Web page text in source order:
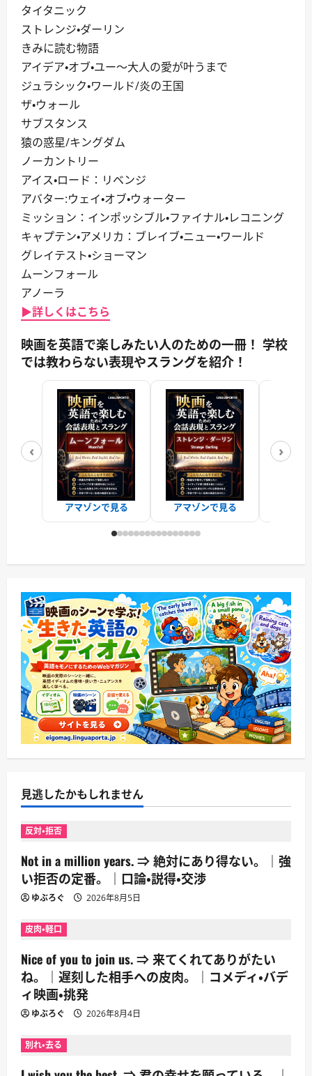
タイタニック
ストレンジ・ダーリン
きみに読む物語
アイデア・オブ・ユー～大人の愛が叶うまで
ジュラシック・ワールド/炎の王国
ザ・ウォール
サブスタンス
猿の惑星/キングダム
ノーカントリー
アイス・ロード：リベンジ
アバター:ウェイ・オブ・ウォーター
ミッション：インポッシブル・ファイナル・レコニング
キャプテン・アメリカ：ブレイブ・ニュー・ワールド
グレイテスト・ショーマン
ムーンフォール
アノーラ
▶詳しくはこちら
映画を英語で楽しみたい人のための一冊！ 学校
では教わらない表現やスラングを紹介！
‹
アマゾンで見る アマゾンで見る
›
見逃したかもしれません
反対・拒否
Not in a million years. ⇒ 絶対にあり得ない。｜強
い拒否の定番。｜口論・説得・交渉
ゆぶろぐ 2026年8月5日
皮肉・軽口
Nice of you to join us. ⇒ 来てくれてありがたい
ね。｜遅刻した相手への皮肉。｜コメディ・バデ
ィ映画・挑発
ゆぶろぐ 2026年8月4日
別れ・去る